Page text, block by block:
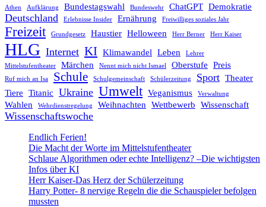
Athen Aufklärung Bundestagswahl Bundeswehr ChatGPT Demokratie
Deutschland Erlebnisse Insider Ernährung Freiwilliges soziales Jahr
Freizeit Grundgesetz Haustier Helloween Herr Berner Herr Kaiser
HLG Internet KI Klimawandel Leben
Lehrer
Mittelstufentheater
Märchen Nennt mich nicht Ismael Oberstufe Preis
Ruf mich an Isa Schule Schulgemeinschaft Schülerzeitung Sport Theater
Tiere Titanic Ukraine Umwelt Veganismus Verwaltung
Wahlen Wehrdienstregelung Weihnachten Wettbewerb Wissenschaft
Wissenschaftswoche
Endlich Ferien!
Die Macht der Worte im Mittelstufentheater
Schlaue Algorithmen oder echte Intelligenz? –Die wichtigsten
Infos über KI
Herr Kaiser-Das Herz der Schülerzeitung
Harry Potter- 8 nervige Regeln die die Schauspieler befolgen
mussten